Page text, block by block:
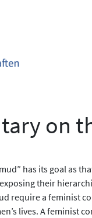
on
has its goal as
their
require a feminist
lives. A feminist